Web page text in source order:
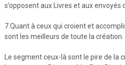
s’opposent aux Livres et aux envoyés
7.Quant à ceux qui croient et
sont les meilleurs de toute la création.
Le segment ceux-là sont le pire de la